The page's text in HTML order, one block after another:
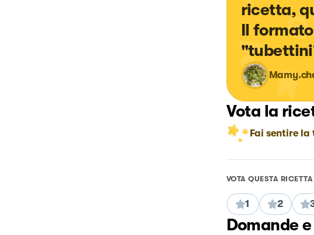
ricetta,
Il
Vota la
Fai sentire la
VOTA QUESTA RICETTA
1 2
Domande